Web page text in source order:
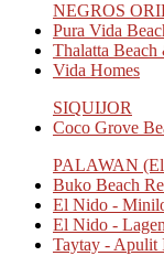
NEGROS
Pura Vida
Thalatta
Vida Homes
SIQUIJOR
Coco Grove
PALAWAN
Buko Beach
El Nido -
El Nido -
Taytay - Apulit